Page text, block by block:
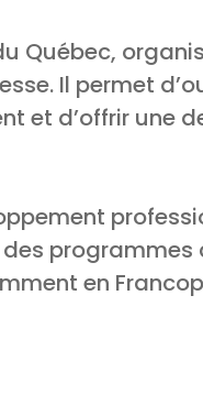
Québec,
Il permet
et d’offrir une
en